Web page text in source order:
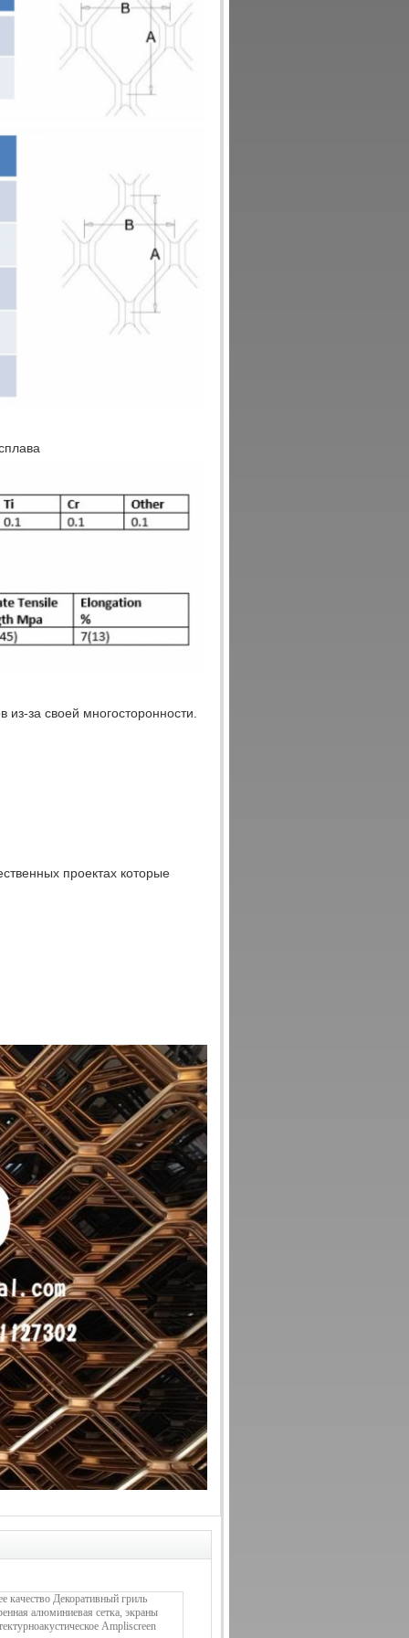
за своей многосторонности.
проектах которые